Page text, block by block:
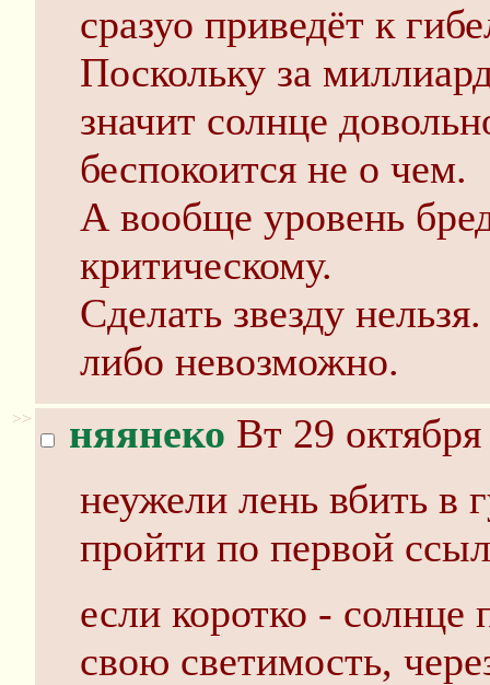
сразуо приведёт к
Поскольку за
значит солнце
беспокоится не о чем.
А вообще уровень
критическому.
Сделать звезду
либо невозможно.
>> няянеко Вт 29
неужели лень вбить в
пройти по первой
если коротко -
свою светимость,